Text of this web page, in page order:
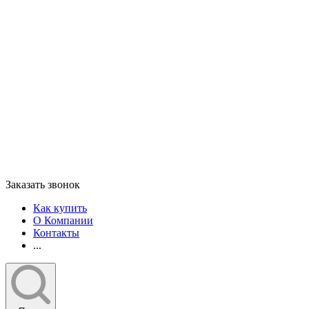
Заказать звонок
Как купить
О Компании
Контакты
...